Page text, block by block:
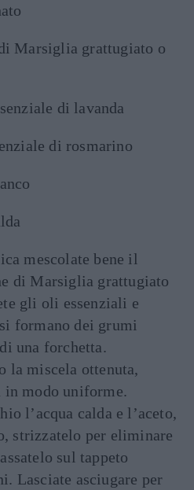
Marsiglia grattugiato o
di lavanda
di rosmarino
mescolate bene il
di Marsiglia grattugiato
gli oli essenziali e
formano dei grumi
una forchetta.
la miscela ottenuta,
in modo uniforme.
l’acqua calda e l’aceto,
strizzatelo per eliminare
sul tappeto
Lasciate asciugare per